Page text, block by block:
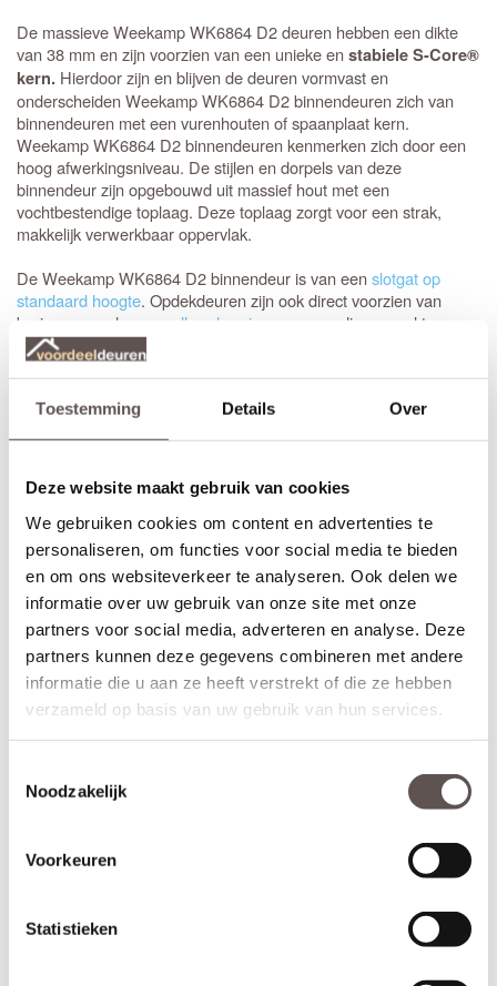
Toestemming Details Over
Deze website maakt gebruik van cookies
We gebruiken cookies om content en advertenties te
personaliseren, om functies voor social media te bieden
en om ons websiteverkeer te analyseren. Ook delen we
informatie over uw gebruik van onze site met onze
partners voor social media, adverteren en analyse. Deze
partners kunnen deze gegevens combineren met andere
informatie die u aan ze heeft verstrekt of die ze hebben
verzameld op basis van uw gebruik van hun services.
Noodzakelijk
Voorkeuren
Statistieken
De massieve Weekamp WK6864 D2 deuren hebben een dikte
van 38 mm en zijn voorzien van een unieke enstabiele S-Core®
kern. Hierdoor zijn en blijven de deuren vormvast en
onderscheiden Weekamp WK6864 D2 binnendeuren zich van
binnendeuren met een vurenhouten of spaanplaat kern.
Weekamp WK6864 D2 binnendeuren kenmerken zich door een
hoog afwerkingsniveau. De stijlen en dorpels van deze
binnendeur zijn opgebouwd uit massief hout met een
vochtbestendige toplaag. Deze toplaag zorgt voor een strak,
makkelijk verwerkbaar oppervlak.
De Weekamp WK6864 D2 binnendeur is van eenslotgat op
standaard hoogte. Opdekdeuren zijn ook direct voorzien van
boringen om de
paumelle scharnieren
eenvoudig en snel te
kunnen monteren.
binnendeur.
niet van belang. Bestel je een opdekdeur is het wel belangrijk dat
je de juiste draairichting aangeeft.
Zelf passend maken of op maat bestellen
Stompe Weekamp WK6864 D2 deuren zijn aan beide deurstijlen,
de bovendorpel en onderdorpel 10 mm in te korten. Een
opdekdeuris door de opdekranden alleen aan de onderzijde 10
mm in te korten. De garantie van 12 jaar blijft van kracht binnen
deze aangegeven marges.Wilt u deze deur op maat? Informeer
bij een van onze medewerkers.
Thuisbezorgd in slechts 7 werkdagen
(Bewerkingen zoals een extra tochtvaldorpel verlengt de levertijd
Materiaal: MDF